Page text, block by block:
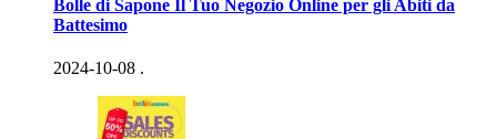
Bolle di Sapone Il Tuo Negozio Online per gli Abiti da
Battesimo
2024-10-08 .